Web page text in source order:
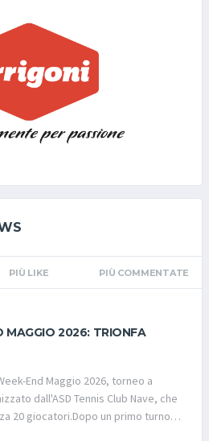
con bevande ai pasti (acqua
non
sono compresi nel pacchetto (per il
2 campi padel a
giocatore; 11 - Il torneo
di DISDIRE SENZA PENALE
CUP 2023
Per i Bimbi, info in
privato a Simona. Vi aspettiamo! La Direzione RAFT
PIÙ LIKE PIÙ COMMENTATE
MAGGIO 2026: TRIONFA
End Maggio 2026, torneo a
dall'ASD Tennis Club Nave, che
20 giocatori.Dopo un primo turno